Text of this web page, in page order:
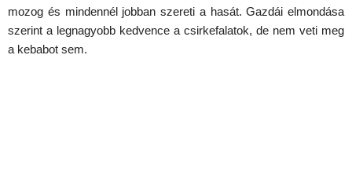
mozog és mindennél jobban szereti a hasát. Gazdái elmondása
szerint a legnagyobb kedvence a csirkefalatok, de nem veti meg
a kebabot sem.